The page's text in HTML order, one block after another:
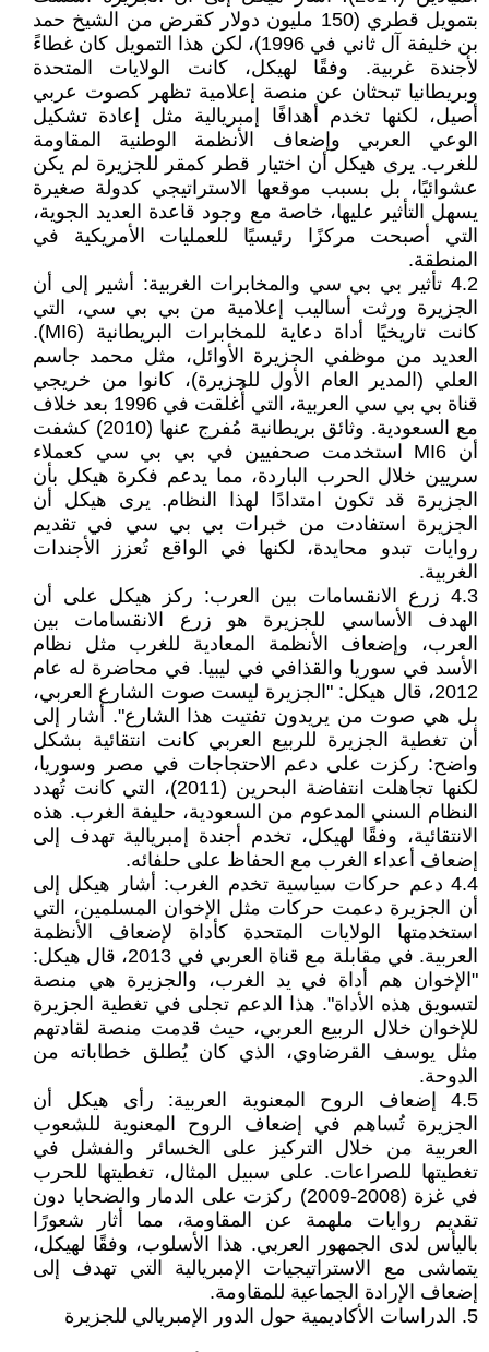
بتمويل قطري (150 مليون دولار كقرض من الشيخ حمد
بن خليفة آل ثاني في 1996)، لكن هذا التمويل كان غطاءً
لأجندة غربية. وفقًا لهيكل، كانت الولايات المتحدة
وبريطانيا تبحثان عن منصة إعلامية تظهر كصوت عربي
أصيل، لكنها تخدم أهدافًا إمبريالية مثل إعادة تشكيل
الوعي العربي وإضعاف الأنظمة الوطنية المقاومة
للغرب. يرى هيكل أن اختيار قطر كمقر للجزيرة لم يكن
عشوائيًا، بل بسبب موقعها الاستراتيجي كدولة صغيرة
يسهل التأثير عليها، خاصة مع وجود قاعدة العديد الجوية،
التي أصبحت مركزًا رئيسيًا للعمليات الأمريكية في
المنطقة.
4.2 تأثير بي بي سي والمخابرات الغربية: أشير إلى أن
الجزيرة ورثت أساليب إعلامية من بي بي سي، التي
كانت تاريخيًا أداة دعاية للمخابرات البريطانية (MI6).
العديد من موظفي الجزيرة الأوائل، مثل محمد جاسم
العلي (المدير العام الأول للجزيرة)، كانوا من خريجي
قناة بي بي سي العربية، التي أُغلقت في 1996 بعد خلاف
مع السعودية. وثائق بريطانية مُفرج عنها (2010) كشفت
أن MI6 استخدمت صحفيين في بي بي سي كعملاء
سريين خلال الحرب الباردة، مما يدعم فكرة هيكل بأن
الجزيرة قد تكون امتدادًا لهذا النظام. يرى هيكل أن
الجزيرة استفادت من خبرات بي بي سي في تقديم
روايات تبدو محايدة، لكنها في الواقع تُعزز الأجندات
الغربية.
4.3 زرع الانقسامات بين العرب: ركز هيكل على أن
الهدف الأساسي للجزيرة هو زرع الانقسامات بين
العرب، وإضعاف الأنظمة المعادية للغرب مثل نظام
الأسد في سوريا والقذافي في ليبيا. في محاضرة له عام
2012، قال هيكل: "الجزيرة ليست صوت الشارع العربي،
بل هي صوت من يريدون تفتيت هذا الشارع". أشار إلى
أن تغطية الجزيرة للربيع العربي كانت انتقائية بشكل
واضح: ركزت على دعم الاحتجاجات في مصر وسوريا،
لكنها تجاهلت انتفاضة البحرين (2011)، التي كانت تُهدد
النظام السني المدعوم من السعودية، حليفة الغرب. هذه
الانتقائية، وفقًا لهيكل، تخدم أجندة إمبريالية تهدف إلى
إضعاف أعداء الغرب مع الحفاظ على حلفائه.
4.4 دعم حركات سياسية تخدم الغرب: أشار هيكل إلى
أن الجزيرة دعمت حركات مثل الإخوان المسلمين، التي
استخدمتها الولايات المتحدة كأداة لإضعاف الأنظمة
العربية. في مقابلة مع قناة العربي في 2013، قال هيكل:
"الإخوان هم أداة في يد الغرب، والجزيرة هي منصة
لتسويق هذه الأداة". هذا الدعم تجلى في تغطية الجزيرة
للإخوان خلال الربيع العربي، حيث قدمت منصة لقادتهم
مثل يوسف القرضاوي، الذي كان يُطلق خطاباته من
الدوحة.
4.5 إضعاف الروح المعنوية العربية: رأى هيكل أن
الجزيرة تُساهم في إضعاف الروح المعنوية للشعوب
العربية من خلال التركيز على الخسائر والفشل في
تغطيتها للصراعات. على سبيل المثال، تغطيتها للحرب
في غزة (2008-2009) ركزت على الدمار والضحايا دون
تقديم روايات ملهمة عن المقاومة، مما أثار شعورًا
باليأس لدى الجمهور العربي. هذا الأسلوب، وفقًا لهيكل،
يتماشى مع الاستراتيجيات الإمبريالية التي تهدف إلى
إضعاف الإرادة الجماعية للمقاومة.
5. الدراسات الأكاديمية حول الدور الإمبريالي للجزيرة